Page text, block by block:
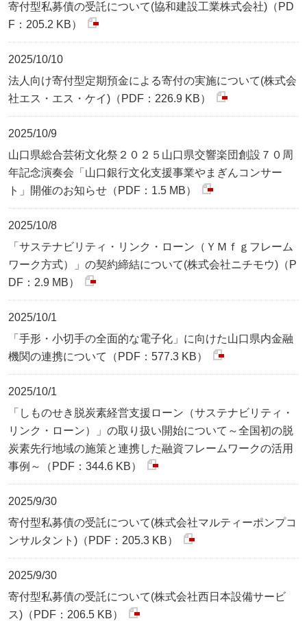
寄付型私募債の受託について(協和建設工業株式会社)（PD
F：205.2 KB）
2025/10/10
法人向け寄付型定期預金による寄付の実施について(株式会
社エス・エス・ケイ)（PDF：226.9 KB）
2025/10/9
山口県総合芸術文化祭２０２５山口県交響楽団創設７０周
年記念演奏会「山口銀行文化支援事業やまぎんコンサー
ト」開催のお知らせ（PDF：1.5 MB）
2025/10/8
「サステナビリティ・リンク・ローン（ＹＭｆｇフレーム
ワーク方式）」の契約締結について(株式会社ニチモウ)（P
DF：2.9 MB）
2025/10/1
「手形・小切手の全面的な電子化」に向けた山口県内金融
機関の連携について（PDF：577.3 KB）
2025/10/1
「しものせき脱炭素経営支援ローン（サステナビリティ・
リンク・ローン）」の取り扱い開始について～全国初の脱
炭素先行地域の施策と連携した融資フレームワークの活用
事例～（PDF：344.6 KB）
2025/9/30
寄付型私募債の受託について(株式会社マルティーポンプコ
ンサルタント)（PDF：205.3 KB）
2025/9/30
寄付型私募債の受託について(株式会社西日本設備サービ
ス)（PDF：206.5 KB）